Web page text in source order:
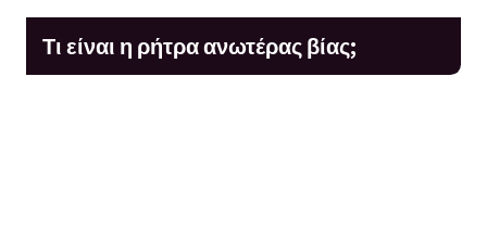
Τι είναι η ρήτρα ανωτέρας βίας;